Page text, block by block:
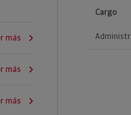
más
más
más
Cargo